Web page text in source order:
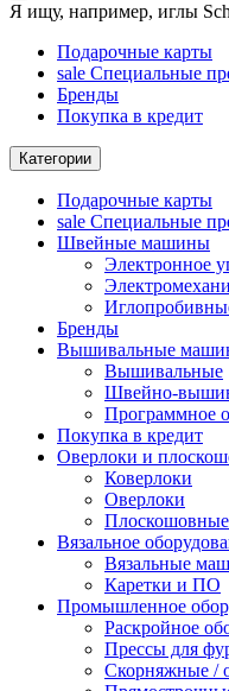
Я ищу, например, иглы
Подарочные карты
sale Специальные
Бренды
Покупка в кредит
Категории
Подарочные карты
sale Специальные
Швейные машины
Электронное
Бренды
Вышивальные
Вышивальные
Швейно-
Программное
Покупка в кредит
Оверлоки и
Коверлоки
Оверлоки
Вязальное
Вязальные
Каретки и ПО
Промышленное
Раскройное
Прессы для
Скорняжные /